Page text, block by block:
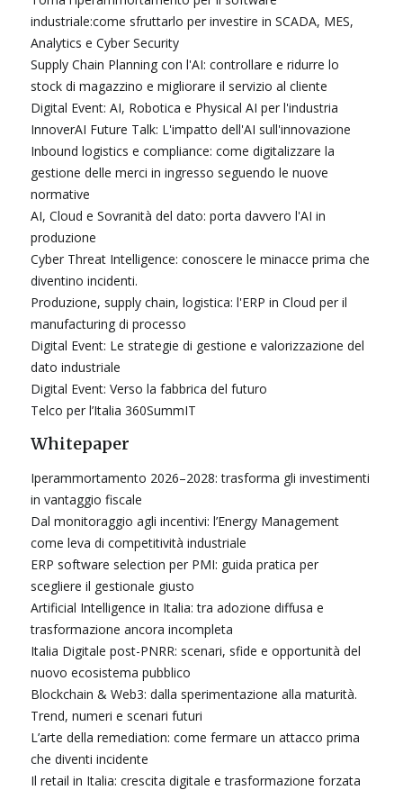
industriale:come sfruttarlo per investire in SCADA, MES,
Analytics e Cyber Security
Supply Chain Planning con l'AI: controllare e ridurre lo
stock di magazzino e migliorare il servizio al cliente
Digital Event: AI, Robotica e Physical AI per l'industria
InnoverAI Future Talk: L'impatto dell'AI sull'innovazione
Inbound logistics e compliance: come digitalizzare la
gestione delle merci in ingresso seguendo le nuove
normative
AI, Cloud e Sovranità del dato: porta davvero l'AI in
produzione
Cyber Threat Intelligence: conoscere le minacce prima che
diventino incidenti.
Produzione, supply chain, logistica: l'ERP in Cloud per il
manufacturing di processo
Digital Event: Le strategie di gestione e valorizzazione del
dato industriale
Digital Event: Verso la fabbrica del futuro
Telco per l’Italia 360SummIT
Whitepaper
Iperammortamento 2026–2028: trasforma gli investimenti
in vantaggio fiscale
Dal monitoraggio agli incentivi: l’Energy Management
come leva di competitività industriale
ERP software selection per PMI: guida pratica per
scegliere il gestionale giusto
Artificial Intelligence in Italia: tra adozione diffusa e
trasformazione ancora incompleta
Italia Digitale post-PNRR: scenari, sfide e opportunità del
nuovo ecosistema pubblico
Blockchain & Web3: dalla sperimentazione alla maturità.
Trend, numeri e scenari futuri
L’arte della remediation: come fermare un attacco prima
che diventi incidente
Il retail in Italia: crescita digitale e trasformazione forzata